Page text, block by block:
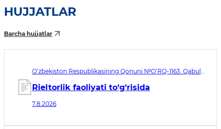
HUJJATLAR
Barcha hujjatlar
O‘zbekiston Respublikasining Qonuni №O‘RQ-1163. Qabul
Rieltorlik faoliyati to‘g‘risida
7.8.2026